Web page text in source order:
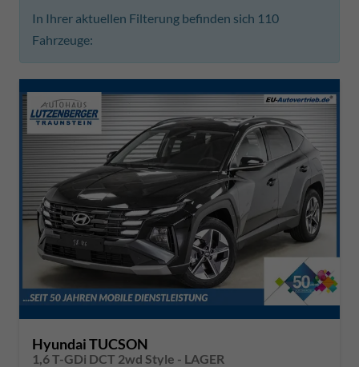
In Ihrer aktuellen Filterung befinden sich 110
Fahrzeuge:
Hyundai TUCSON
1,6 T-GDi DCT 2wd Style - LAGER